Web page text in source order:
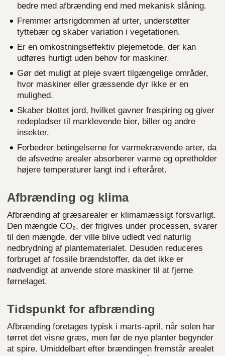
bedre med afbrænding end med mekanisk slåning.
Fremmer artsrigdommen af urter, understøtter
tyttebær og skaber variation i vegetationen.
Er en omkostningseffektiv plejemetode, der kan
udføres hurtigt uden behov for maskiner.
Gør det muligt at pleje svært tilgængelige områder,
hvor maskiner eller græssende dyr ikke er en
mulighed.
Skaber blottet jord, hvilket gavner frøspiring og giver
redepladser til marklevende bier, biller og andre
insekter.
Forbedrer betingelserne for varmekrævende arter, da
de afsvedne arealer absorberer varme og opretholder
højere temperaturer langt ind i efteråret.
Afbrænding og klima
Afbrænding af græsarealer er klimamæssigt forsvarligt.
Den mængde CO₂, der frigives under processen, svarer
til den mængde, der ville blive udledt ved naturlig
nedbrydning af plantematerialet. Desuden reduceres
forbruget af fossile brændstoffer, da det ikke er
nødvendigt at anvende store maskiner til at fjerne
førnelaget.
Tidspunkt for afbrænding
Afbrænding foretages typisk i marts-april, når solen har
tørret det visne græs, men før de nye planter begynder
at spire. Umiddelbart efter brændingen fremstår arealet